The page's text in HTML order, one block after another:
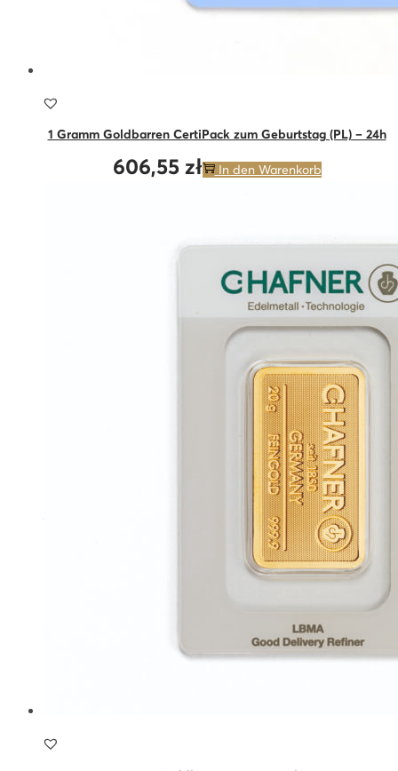
1 Gramm Goldbarren CertiPack zum Geburtstag (PL) – 24h
606,55 zł In den Warenkorb